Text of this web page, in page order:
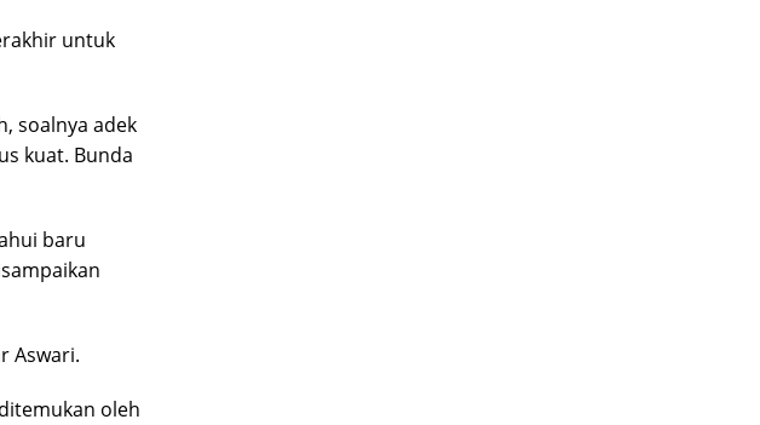
untuk
soalnya adek
kuat. Bunda
baru
Aswari.
oleh